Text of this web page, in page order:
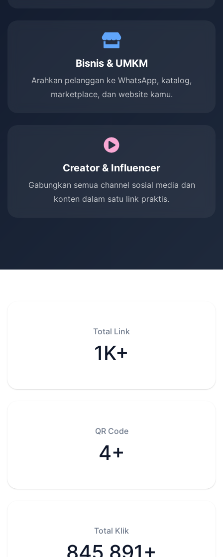
Bisnis & UMKM
Arahkan pelanggan ke WhatsApp, katalog,
marketplace, dan website kamu.
Creator & Influencer
Gabungkan semua channel sosial media dan
konten dalam satu link praktis.
Total Link
1K+
QR Code
4+
Total Klik